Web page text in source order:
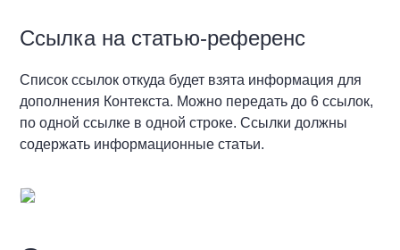
Ссылка на статью-референс
Список ссылок откуда будет взята информация для
дополнения Контекста. Можно передать до 6 ссылок,
по одной ссылке в одной строке. Ссылки должны
содержать информационные статьи.